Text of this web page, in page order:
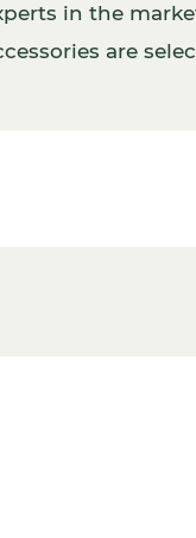
in the
are
packaging will